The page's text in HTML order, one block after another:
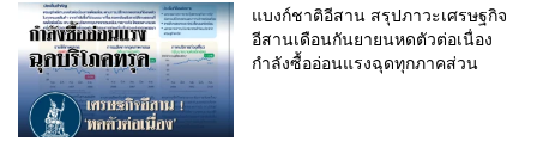
แบงก์ชาติอีสาน สรุปภาวะเศรษฐกิจ
อีสานเดือนกันยายนหดตัวต่อเนื่อง
กำลังซื้ออ่อนแรงฉุดทุกภาคส่วน